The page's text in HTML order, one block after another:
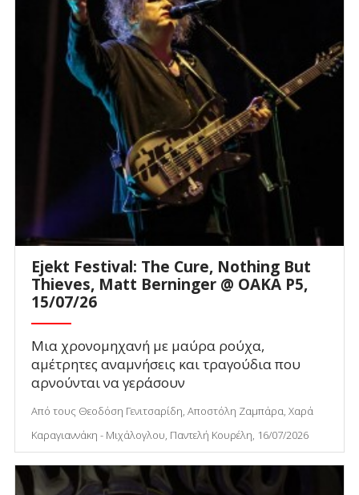
Ejekt Festival: The Cure, Nothing But
Thieves, Matt Berninger @ ΟΑΚΑ P5,
15/07/26
Μια χρονομηχανή με μαύρα ρούχα,
αμέτρητες αναμνήσεις και τραγούδια που
αρνούνται να γεράσουν
Από τους Θεοδόση Γενιτσαρίδη, Αποστόλη Ζαμπάρα, Χαρά
Καραγιαννάκη - Μιχάλογλου, Παντελή Κουρέλη, 16/07/2026